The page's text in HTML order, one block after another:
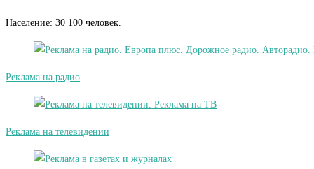
Население: 30 100 человек.
Реклама на радио
Реклама на телевидении